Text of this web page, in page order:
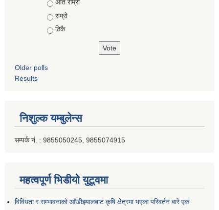
Choices
अति राम्रो
राम्रो
ठिकै
Older polls
Results
निशुल्क यम्बुलेन्स
सम्पर्क नं. : 9855050245, 9855074915
महत्वपूर्ण भिडीयो युटूवमा
विविधता र सम्भावनाको आँखीझ्यालबाट कृषि क्षेत्रमा भएका परिवर्तन बारे एक